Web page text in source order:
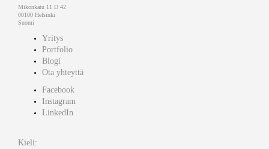
Mikonkatu 11 D 42
00100 Helsinki
Suomi
Yritys
Portfolio
Blogi
Ota yhteyttä
Facebook
Instagram
LinkedIn
Kieli: